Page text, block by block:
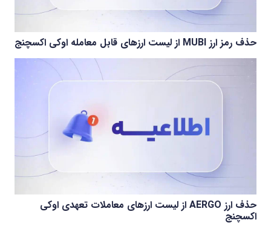
حذف رمز ارز MUBI از لیست ارزهای قابل معامله اوکی اکسچنج
حذف ارز AERGO از لیست ارزهای معاملات تعهدی اوکی
اکسچنج